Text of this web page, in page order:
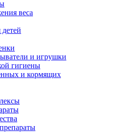
веса
и игрушки
гигиены
и кормящих